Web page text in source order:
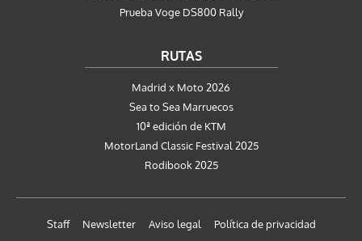
Prueba Voge DS800 Rally
RUTAS
Madrid x Moto 2026
Sea to Sea Marruecos
10ª edición de KTM
MotorLand Classic Festival 2025
Rodibook 2025
Staff Newsletter Aviso legal Política de privacidad